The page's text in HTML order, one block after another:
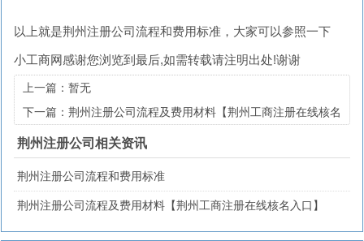
以上就是荆州注册公司流程和费用标准，大家可以参照一下
小工商网感谢您浏览到最后,如需转载请注明出处!谢谢
上一篇：暂无
下一篇：荆州注册公司流程及费用材料【荆州工商注册在线核名
入口】
荆州注册公司相关资讯
荆州注册公司流程和费用标准
荆州注册公司流程及费用材料【荆州工商注册在线核名入口】